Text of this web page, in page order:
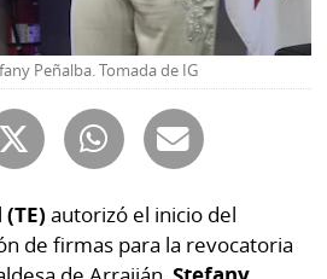
Peñalba. Tomada de IG
autorizó el inicio del
de firmas para la revocatoria